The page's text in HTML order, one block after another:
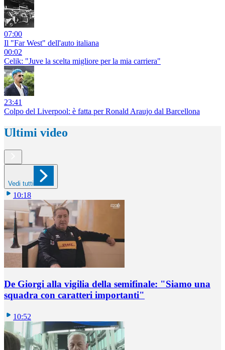
07:00
Il "Far West" dell'auto italiana
00:02
Celik: "Juve la scelta migliore per la mia carriera"
23:41
Colpo del Liverpool: è fatta per Ronald Araujo dal Barcellona
Ultimi video
Vedi tutti
10:18
De Giorgi alla vigilia della semifinale: "Siamo una
squadra con caratteri importanti"
10:52